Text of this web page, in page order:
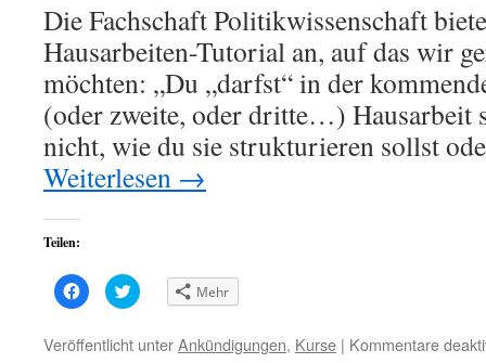
Die Fachschaft Politikwissenschaft
Hausarbeiten-Tutorial an, auf das wir
möchten: „Du „darfst“ in der
(oder zweite, oder dritte…) Hausarbeit
nicht, wie du sie strukturieren sollst
Weiterlesen →
Teilen:
Klick,
um
zu
teilen
Klick,
um
zu
teilen
Mehr
Veröffentlicht unterAnkündigungen, Kurse | Kommentare